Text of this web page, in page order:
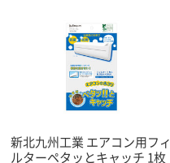
新北九州工業 エアコン用フィ
ルターペタッとキャッチ 1枚